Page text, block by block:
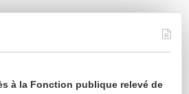
à la Fonction publique relevé de